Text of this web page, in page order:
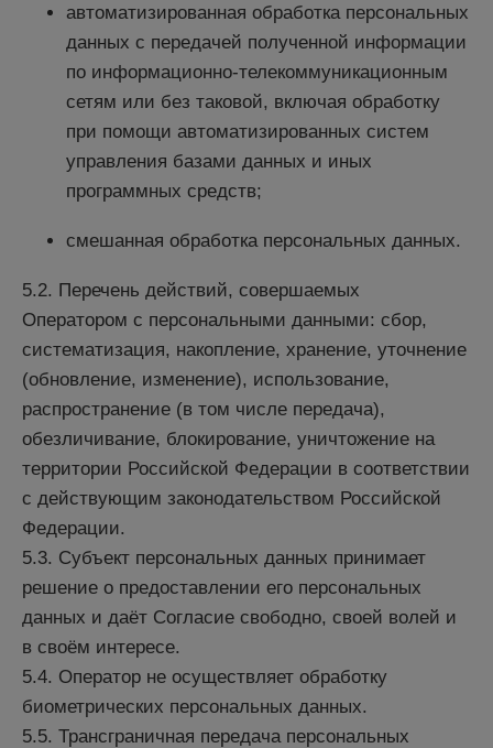
автоматизированная обработка персональных
данных с передачей полученной информации
по информационно-телекоммуникационным
сетям или без таковой, включая обработку
при помощи автоматизированных систем
управления базами данных и иных
программных средств;
смешанная обработка персональных данных.
5.2. Перечень действий, совершаемых
Оператором с персональными данными: сбор,
систематизация, накопление, хранение, уточнение
(обновление, изменение), использование,
распространение (в том числе передача),
обезличивание, блокирование, уничтожение на
территории Российской Федерации в соответствии
с действующим законодательством Российской
Федерации.
5.3. Субъект персональных данных принимает
решение о предоставлении его персональных
данных и даёт Согласие свободно, своей волей и
в своём интересе.
5.4. Оператор не осуществляет обработку
биометрических персональных данных.
5.5. Трансграничная передача персональных